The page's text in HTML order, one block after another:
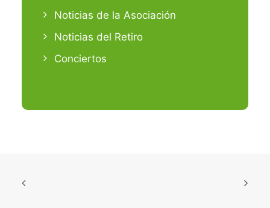
Noticias de la Asociación
Noticias del Retiro
Conciertos